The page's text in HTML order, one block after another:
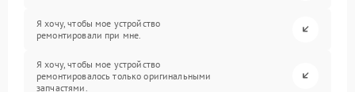
Я хочу, чтобы мое устройство
ремонтировали при мне.
Я хочу, чтобы мое устройство
ремонтировалось только оригинальными
запчастями.